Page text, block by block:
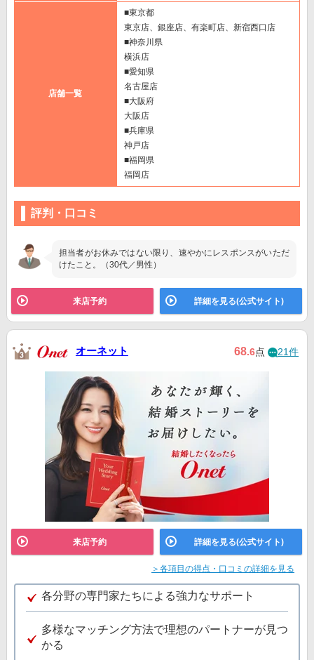
店舗一覧
■東京都
東京店、銀座店、有楽町店、新宿西口店
■神奈川県
横浜店
■愛知県
名古屋店
■大阪府
大阪店
■兵庫県
神戸店
■福岡県
福岡店
評判・口コミ
担当者がお休みではない限り、速やかにレスポンスがいただ
けたこと。（30代／男性）
来店予約 詳細を見る(公式サイト)
オーネット 68.6点 21件
来店予約 詳細を見る(公式サイト)
＞各項目の得点・口コミの詳細を見る
各分野の専門家たちによる強力なサポート
多様なマッチング方法で理想のパートナーが見つ
かる